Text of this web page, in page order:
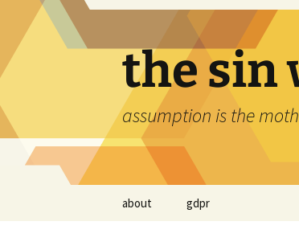
content
the sin
assumption is the
about gdpr